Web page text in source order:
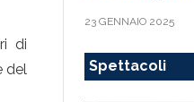
di
del
23 GENNAIO 2025
Spettacoli